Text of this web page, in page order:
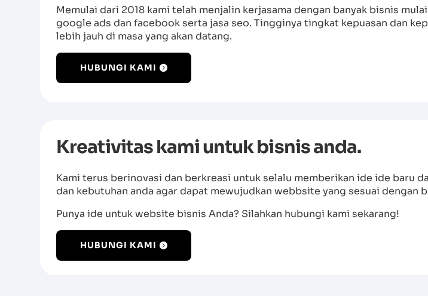
Memulai dari 2018 kami telah menjalin kerjasama dengan banyak bisnis
google ads dan facebook serta jasa seo. Tingginya tingkat kepuasan dan
lebih jauh di masa yang akan datang.
HUBUNGI KAMI
Kreativitas kami untuk bisnis anda.
Kami terus berinovasi dan berkreasi untuk selalu memberikan ide ide baru
dan kebutuhan anda agar dapat mewujudkan webbsite yang sesuai dengan
Punya ide untuk website bisnis Anda? Silahkan hubungi kami sekarang!
HUBUNGI KAMI